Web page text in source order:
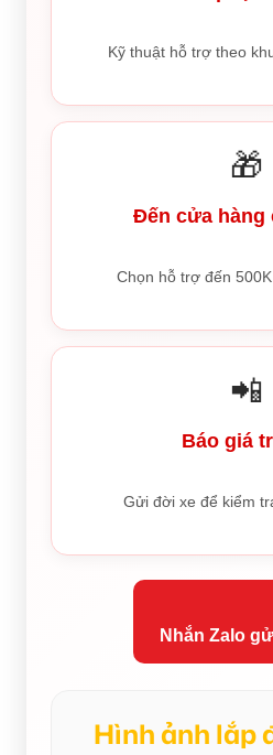
Kỹ thuật hỗ trợ theo
🎁
Đến cửa hàng
Chọn hỗ trợ đến
📲
Báo giá
Gửi đời xe để kiểm
Nhắn Zalo
Hình ảnh lắp